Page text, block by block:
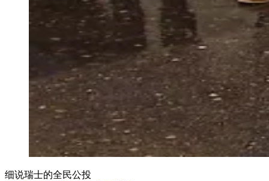
细说瑞士的全民公投